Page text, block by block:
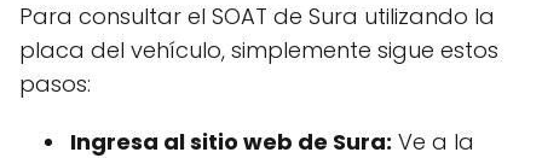
Para consultar el SOAT de Sura utilizando la
placa del vehículo, simplemente sigue estos
pasos:
Ingresa al sitio web de Sura: Ve a la